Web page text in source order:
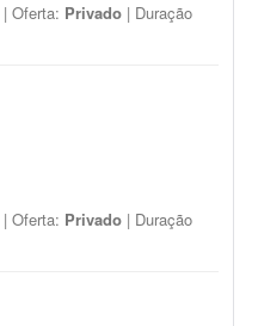
| Oferta: Privado | Duração
| Oferta: Privado | Duração